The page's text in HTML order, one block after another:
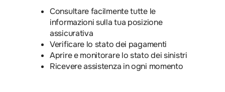
Consultare facilmente tutte le
informazioni sulla tua posizione
assicurativa
Verificare lo stato dei pagamenti
Aprire e monitorare lo stato dei sinistri
Ricevere assistenza in ogni momento